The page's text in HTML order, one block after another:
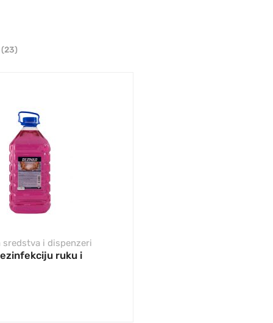
(23)
sredstva i dispenzeri
ruku i